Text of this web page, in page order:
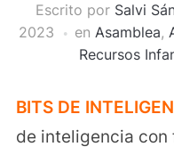
Escrito por Salvi
2023
en Asamblea,
Recursos
BITS DE
de inteligencia